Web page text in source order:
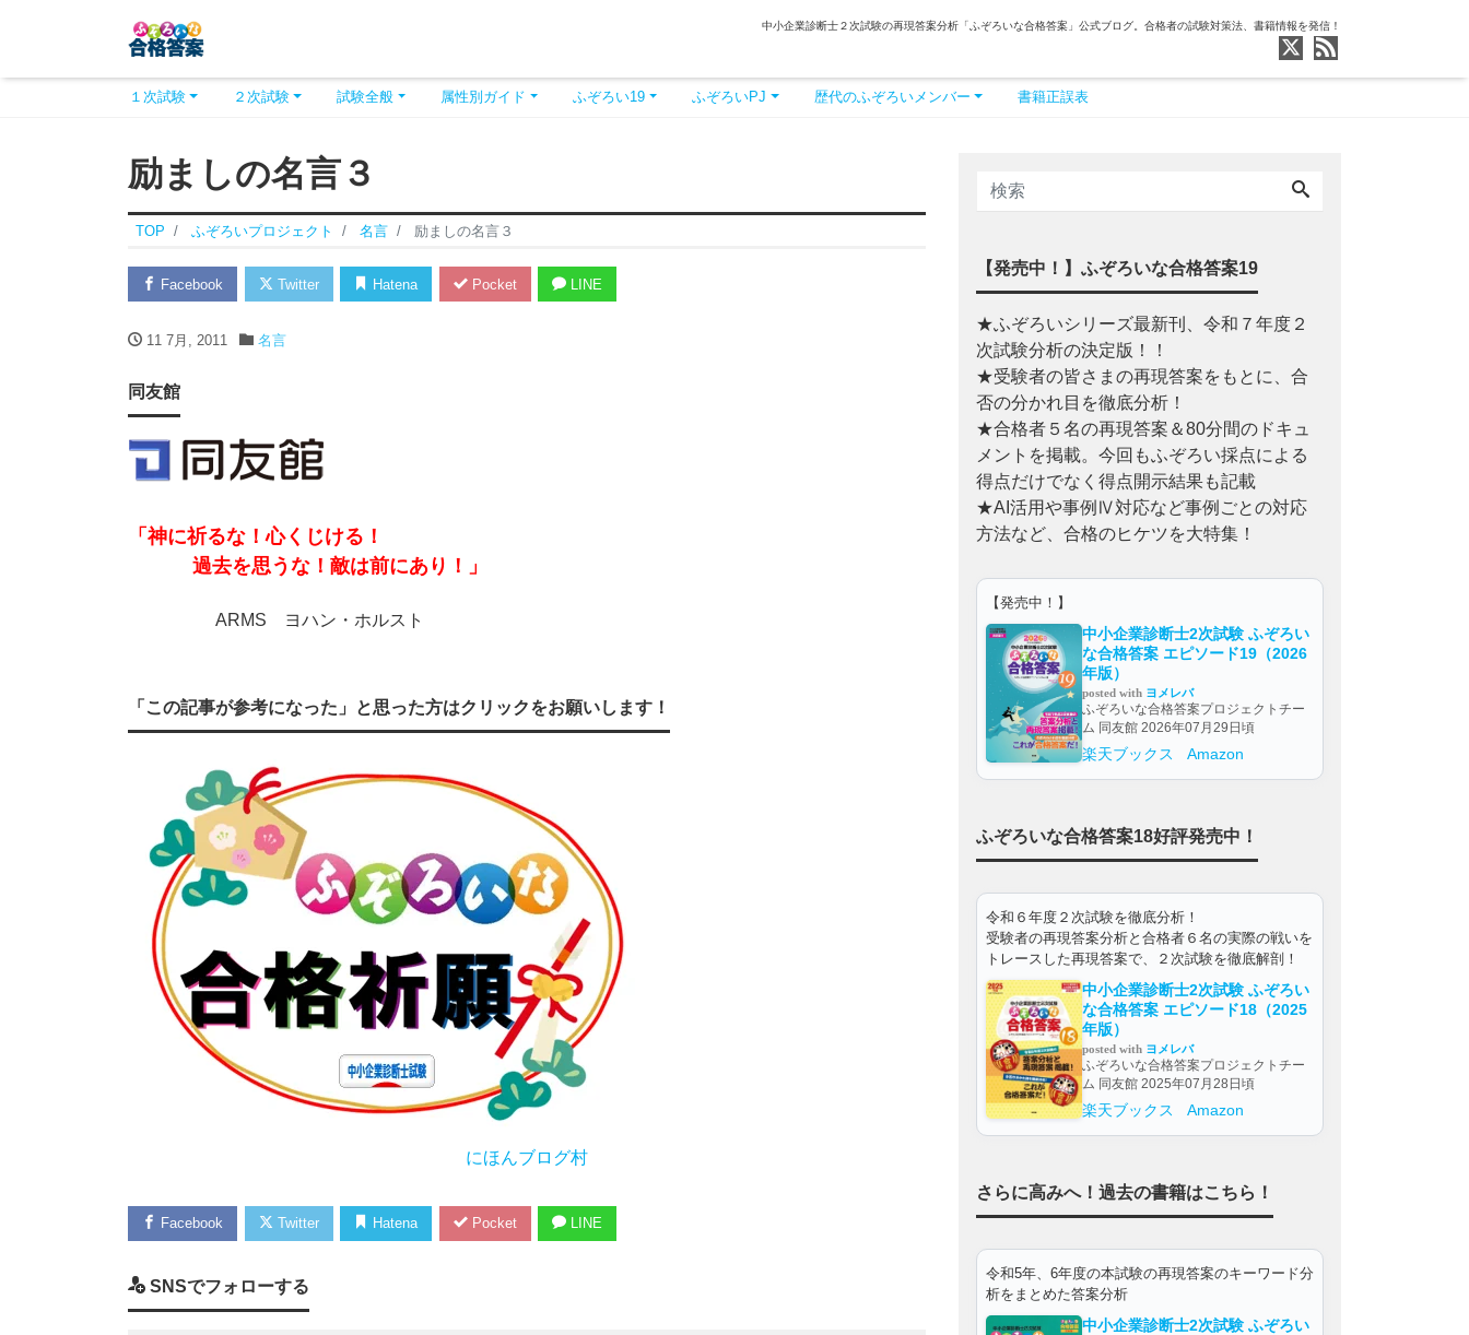
中小企業診断士２次試験の再現答案分析「ふぞろいな合格答案」公式ブログ。合格者の試験対策法、書籍情報を発信！
１次試験 ２次試験 試験全般 属性別ガイド ふぞろい19 ふぞろいPJ 歴代のふぞろいメンバー 書籍正誤表
励ましの名言３
TOP ふぞろいプロジェクト 名言 励ましの名言３
Facebook Twitter Hatena Pocket LINE
11 7月, 2011 名言
同友館
「神に祈るな！心くじける！
過去を思うな！敵は前にあり！」
ARMS ヨハン・ホルスト
「この記事が参考になった」と思った方はクリックをお願いします！
にほんブログ村
Facebook Twitter Hatena Pocket LINE
SNSでフォローする
【発売中！】ふぞろいな合格答案19
★ふぞろいシリーズ最新刊、令和７年度２
次試験分析の決定版！！
★受験者の皆さまの再現答案をもとに、合
否の分かれ目を徹底分析！
★合格者５名の再現答案＆80分間のドキュ
メントを掲載。今回もふぞろい採点による
得点だけでなく得点開示結果も記載
★AI活用や事例Ⅳ対応など事例ごとの対応
方法など、合格のヒケツを大特集！
【発売中！】
中小企業診断士2次試験 ふぞろい
な合格答案 エピソード19（2026
年版）
posted with ヨメレバ
ふぞろいな合格答案プロジェクトチー
ム 同友館 2026年07月29日頃
楽天ブックス Amazon
ふぞろいな合格答案18好評発売中！
令和６年度２次試験を徹底分析！
受験者の再現答案分析と合格者６名の実際の戦いを
トレースした再現答案で、２次試験を徹底解剖！
中小企業診断士2次試験 ふぞろい
な合格答案 エピソード18（2025
年版）
posted with ヨメレバ
ふぞろいな合格答案プロジェクトチー
ム 同友館 2025年07月28日頃
楽天ブックス Amazon
さらに高みへ！過去の書籍はこちら！
令和5年、6年度の本試験の再現答案のキーワード分
析をまとめた答案分析
中小企業診断士2次試験 ふぞろい